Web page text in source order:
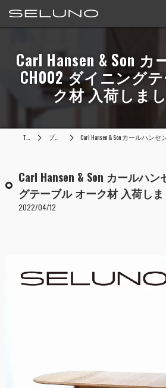
Carl Hansen & Son
CH002 ダイニング
ク材 入荷しま
TOP ブログ Carl Hansen & Son カールハンセン CH002
Carl Hansen & Son カールハ
グテーブル オーク材 入荷しま
2022/04/12